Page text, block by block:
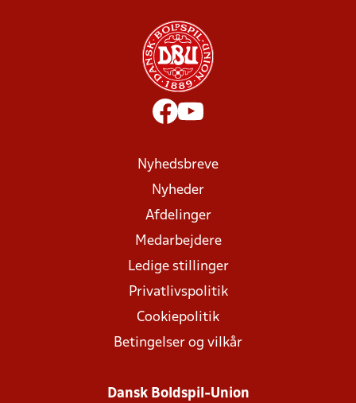
Nyhedsbreve
Nyheder
Afdelinger
Medarbejdere
Ledige stillinger
Privatlivspolitik
Cookiepolitik
Betingelser og vilkår
Dansk Boldspil-Union